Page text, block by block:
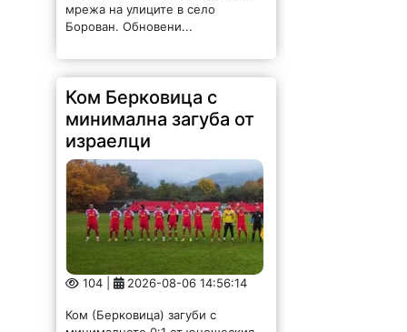
мрежа на улиците в село
Борован. Обновени...
Ком Берковица с
минимална загуба от
израелци
104 | 2026-08-06 14:56:14
Ком (Берковица) загуби с